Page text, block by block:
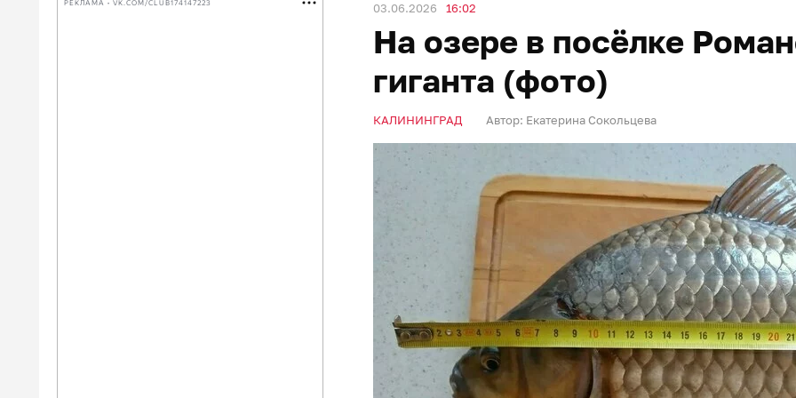
РЕКЛАМА • VK.COM/CLUB174147223 03.06.2026 16:02
На озере в посёлке
гиганта (фото)
КАЛИНИНГРАД Автор: Екатерина Сокольцева